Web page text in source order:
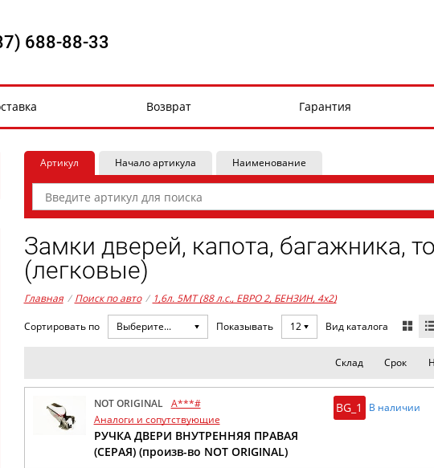
688-88-33
Возврат Гарантия
Артикул Начало артикула Наименование
Замки дверей, капота, багажника,
(легковые)
Главная / Поиск по авто / 1,6л. 5MT (88 л.с., ЕВРО 2, БЕНЗИН, 4x2)
Сортировать по Выберите... Показывать 12 Вид каталога
Склад Срок
NOT ORIGINAL
A***#
Аналоги и сопутствующие
РУЧКА ДВЕРИ ВНУТРЕННЯЯ ПРАВАЯ
(СЕРАЯ) (произв-во NOT ORIGINAL)
BG_1 В наличии